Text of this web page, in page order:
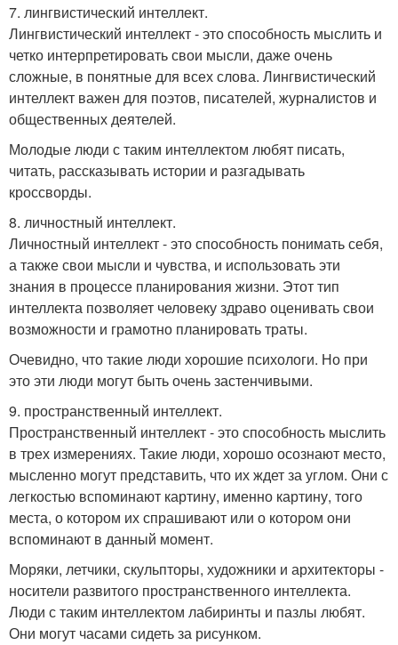
7. лингвистический интеллект.
Лингвистический интеллект - это способность мыслить и
четко интерпретировать свои мысли, даже очень
сложные, в понятные для всех слова. Лингвистический
интеллект важен для поэтов, писателей, журналистов и
общественных деятелей.
Молодые люди с таким интеллектом любят писать,
читать, рассказывать истории и разгадывать
кроссворды.
8. личностный интеллект.
Личностный интеллект - это способность понимать себя,
а также свои мысли и чувства, и использовать эти
знания в процессе планирования жизни. Этот тип
интеллекта позволяет человеку здраво оценивать свои
возможности и грамотно планировать траты.
Очевидно, что такие люди хорошие психологи. Но при
это эти люди могут быть очень застенчивыми.
9. пространственный интеллект.
Пространственный интеллект - это способность мыслить
в трех измерениях. Такие люди, хорошо осознают место,
мысленно могут представить, что их ждет за углом. Они с
легкостью вспоминают картину, именно картину, того
места, о котором их спрашивают или о котором они
вспоминают в данный момент.
Моряки, летчики, скульпторы, художники и архитекторы -
носители развитого пространственного интеллекта.
Люди с таким интеллектом лабиринты и пазлы любят.
Они могут часами сидеть за рисунком.